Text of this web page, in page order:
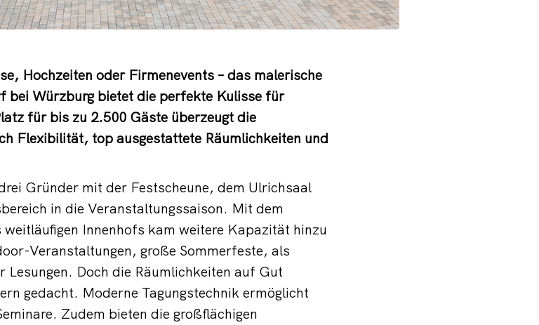
Hochzeiten oder Firmenevents – das malerische
bei Würzburg bietet die perfekte Kulisse für
für bis zu 2.500 Gäste überzeugt die
Flexibilität, top ausgestattete Räumlichkeiten und
Gründer mit der Festscheune, dem Ulrichsaal
in die Veranstaltungssaison. Mit dem
weitläufigen Innenhofs kam weitere Kapazität hinzu
Veranstaltungen, große Sommerfeste, als
Lesungen. Doch die Räumlichkeiten auf Gut
gedacht. Moderne Tagungstechnik ermöglicht
Zudem bieten die großflächigen